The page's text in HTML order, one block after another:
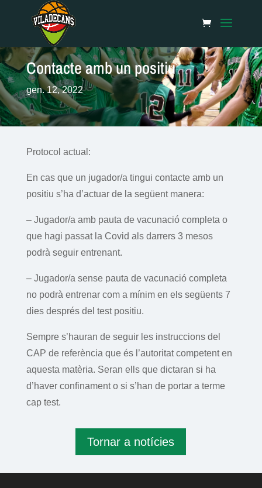
Contacte amb un positiu
gen. 12, 2022
Protocol actual:
En cas que un jugador/a tingui contacte amb un
positiu s’ha d’actuar de la següent manera:
– Jugador/a amb pauta de vacunació completa o
que hagi passat la Covid als darrers 3 mesos
podrà seguir entrenant.
– Jugador/a sense pauta de vacunació completa
no podrà entrenar com a mínim en els següents 7
dies després del test positiu.
Sempre s’hauran de seguir les instruccions del
CAP de referència que és l’autoritat competent en
aquesta matèria. Seran ells que dictaran si ha
d’haver confinament o si s’han de portar a terme
cap test.
Tornar a notícies